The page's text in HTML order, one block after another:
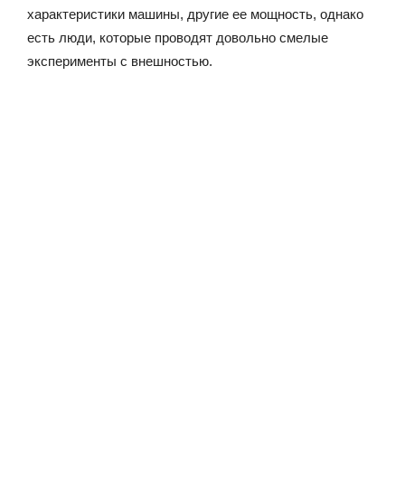
характеристики машины, другие ее мощность, однако
есть люди, которые проводят довольно смелые
эксперименты с внешностью.